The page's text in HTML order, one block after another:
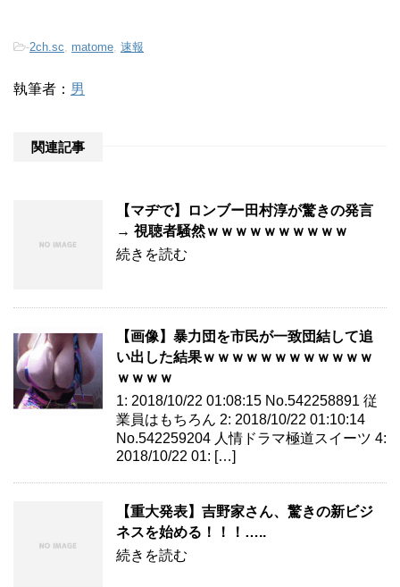
-2ch.sc matome 速報
執筆者： 男
関連記事
【マヂで】ロンブー田村淳が驚きの発言
→ 視聴者騒然ｗｗｗｗｗｗｗｗｗｗ
続きを読む
【画像】暴力団を市民が一致団結して追
い出した結果ｗｗｗｗｗｗｗｗｗｗｗｗ
ｗｗｗｗ
1: 2018/10/22 01:08:15 No.542258891 従
業員はもちろん 2: 2018/10/22 01:10:14
No.542259204 人情ドラマ極道スイーツ 4:
2018/10/22 01: […]
【重大発表】吉野家さん、驚きの新ビジ
ネスを始める！！！…..
続きを読む